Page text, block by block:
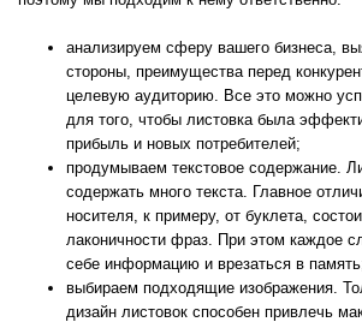
анализируем сферу вашего бизнеса,
стороны, преимущества перед
целевую аудиторию. Все это можно
для того, чтобы листовка была
прибыль и новых потребителей;
продумываем текстовое содержание.
содержать много текста. Главное
носителя, к примеру, от буклета,
лаконичности фраз. При этом каждое
себе информацию и врезаться в
выбираем подходящие изображения.
дизайн листовок способен привлечь